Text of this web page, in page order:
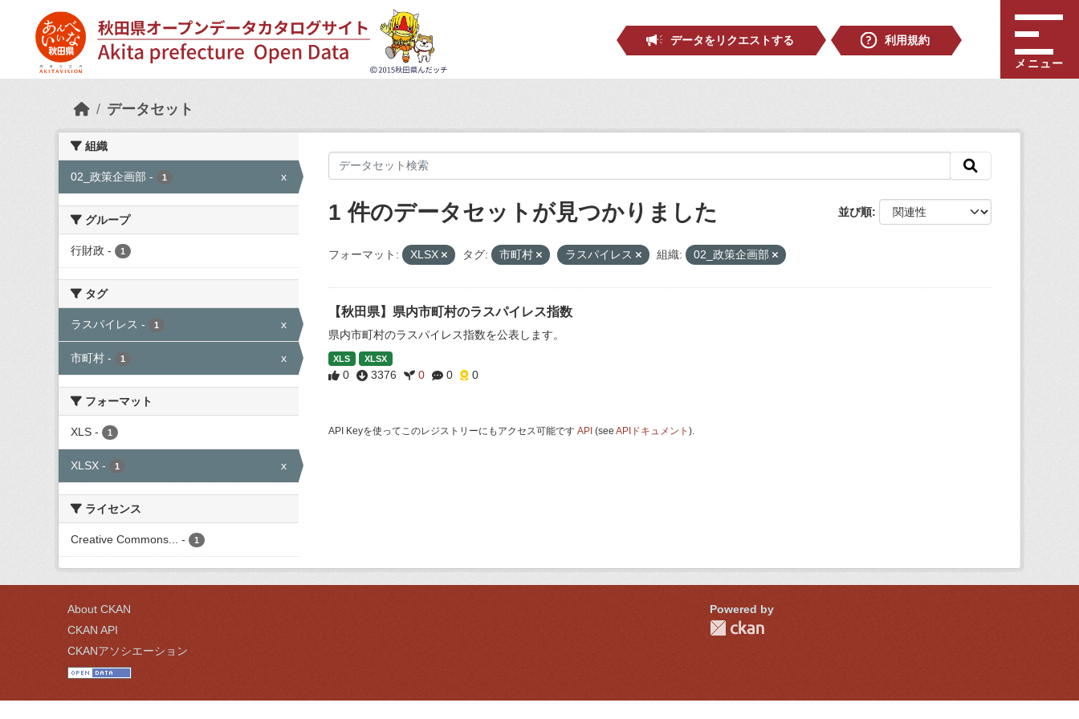
データをリクエストする
利用規約
メニュー
データセット
組織
02_政策企画部 - 1 x
グループ
行財政 - 1
タグ
ラスパイレス - 1 x
市町村 - 1 x
フォーマット
XLS - 1
XLSX - 1 x
ライセンス
Creative Commons... - 1
並び順
1 件のデータセットが見つかりました
フォーマット: XLSX タグ: 市町村 ラスパイレス 組織: 02_政策企画部
【秋田県】県内市町村のラスパイレス指数
県内市町村のラスパイレス指数を公表します。
XLS XLSX
0 3376 0 0 0
API Keyを使ってこのレジストリーにもアクセス可能です API (see APIドキュメント ).
About CKAN
CKAN API
CKANアソシエーション
Powered by